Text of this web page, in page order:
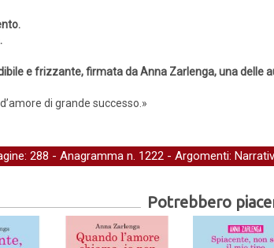
e frizzante, firmata da Anna Zarlenga, una delle
di grande successo.»
288 - Anagramma n. 1222 - Argomenti:
Potrebbero